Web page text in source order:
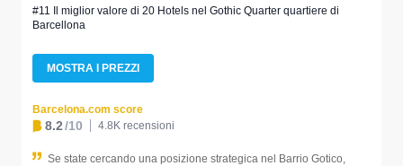
#11 Il miglior valore di 20 Hotels nel Gothic Quarter quartiere di
Barcellona
MOSTRA I PREZZI
Barcelona.com score
8.2/10 4.8K recensioni
Se state cercando una posizione strategica nel Barrio Gotico,